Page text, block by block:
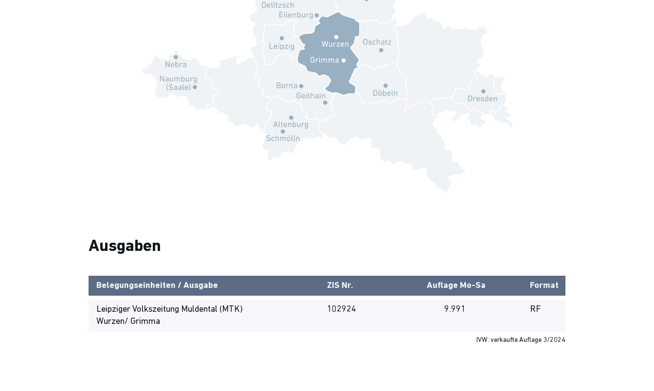
Ausgaben
Belegungseinheiten / Ausgabe ZIS Nr. Auflage Mo-Sa Format
Leipziger Volkszeitung Muldental (MTK)
Wurzen/ Grimma
102924 9.991 RF
IVW: verkaufte Auflage 3/2024